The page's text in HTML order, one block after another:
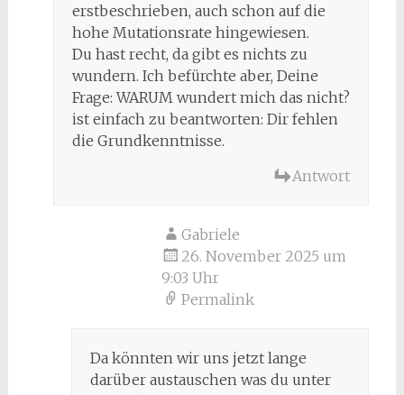
erstbeschrieben, auch schon auf die
hohe Mutationsrate hingewiesen.
Du hast recht, da gibt es nichts zu
wundern. Ich befürchte aber, Deine
Frage: WARUM wundert mich das nicht?
ist einfach zu beantworten: Dir fehlen
die Grundkenntnisse.
Antwort
Gabriele
26. November 2025 um
9:03 Uhr
Permalink
Da könnten wir uns jetzt lange
darüber austauschen was du unter